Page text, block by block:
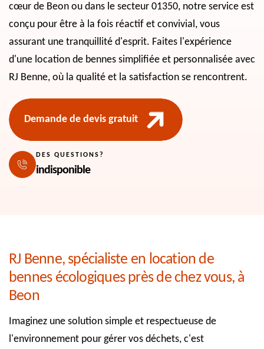
cœur de Beon ou dans le secteur 01350, notre service est
conçu pour être à la fois réactif et convivial, vous
assurant une tranquillité d'esprit. Faites l'expérience
d'une location de bennes simplifiée et personnalisée avec
RJ Benne, où la qualité et la satisfaction se rencontrent.
Demande de devis gratuit
DES QUESTIONS?
indisponible
RJ Benne, spécialiste en location de
bennes écologiques près de chez vous, à
Beon
Imaginez une solution simple et respectueuse de
l'environnement pour gérer vos déchets, c'est